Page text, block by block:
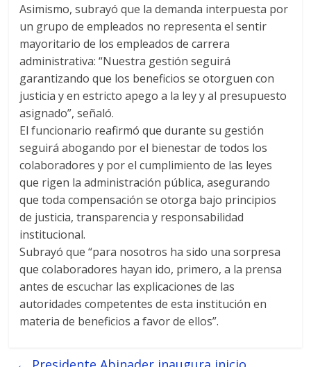
Asimismo, subrayó que la demanda interpuesta por
un grupo de empleados no representa el sentir
mayoritario de los empleados de carrera
administrativa: “Nuestra gestión seguirá
garantizando que los beneficios se otorguen con
justicia y en estricto apego a la ley y al presupuesto
asignado”, señaló.
El funcionario reafirmó que durante su gestión
seguirá abogando por el bienestar de todos los
colaboradores y por el cumplimiento de las leyes
que rigen la administración pública, asegurando
que toda compensación se otorga bajo principios
de justicia, transparencia y responsabilidad
institucional.
Subrayó que “para nosotros ha sido una sorpresa
que colaboradores hayan ido, primero, a la prensa
antes de escuchar las explicaciones de las
autoridades competentes de esta institución en
materia de beneficios a favor de ellos”.